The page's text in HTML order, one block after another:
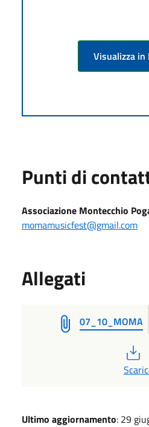
Visualizza in
Punti di
Associazione Montecchio
momamusicfest@gmail.com
Allegati
07_10_MOMA
PDF
Ultimo aggiornamento: 29